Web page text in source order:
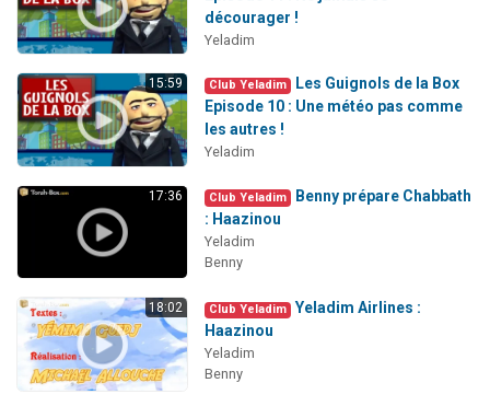
décourager !
Yeladim
15:59 Club Yeladim
Les Guignols de la Box
Episode 10 : Une météo pas comme
les autres !
Yeladim
17:36 Club Yeladim
Benny prépare Chabbath
: Haazinou
Yeladim
Benny
18:02 Club Yeladim
Yeladim Airlines :
Haazinou
Yeladim
Benny